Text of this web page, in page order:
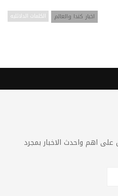
الكلمات الدلائليه اخبار كندا والعالم
اهم واحدث الاخبار بمجرد